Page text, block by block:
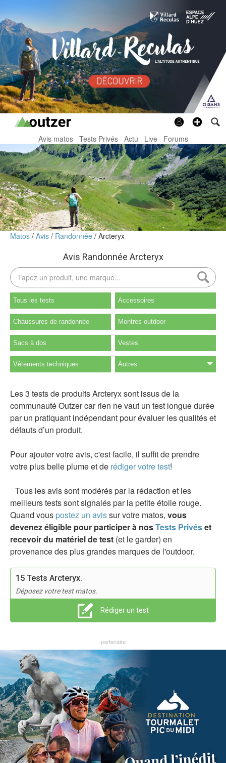
Avis matos Tests Privés Actu Live Forums
Matos Avis Randonnée Arcteryx
Avis Randonnée Arcteryx
Tous les tests Accessoires
Chaussures de randonnée Montres outdoor
Sacs à dos Vestes
Vêtements techniques Autres
Les 3 tests de produits Arcteryx sont issus de la
communauté Outzer car rien ne vaut un test longue durée
par un pratiquant indépendant pour évaluer les qualités et
défauts d’un produit.
Pour ajouter votre avis, c'est facile, il suffit de prendre
votre plus belle plume et de rédiger votre test!
Tous les avis sont modérés par la rédaction et les
meilleurs tests sont signalés par la petite étoile rouge.
Quand vous postez un avissur votre matos, vous
devenez éligible pour participer à nosTests Privéset
recevoir du matériel de test (et le garder) en
provenance des plus grandes marques de l'outdoor.
15 Tests Arcteryx.
Déposez votre test matos.
Rédiger un test